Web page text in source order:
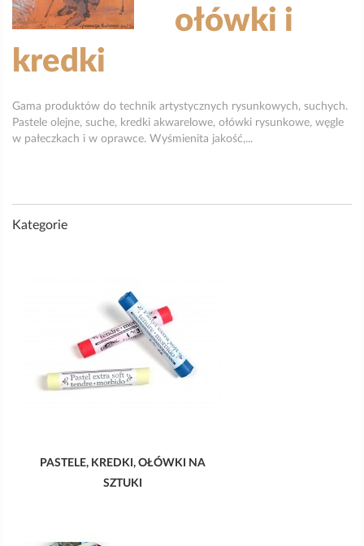
ołówki i
kredki
Gama produktów do technik artystycznych rysunkowych, suchych.
Pastele olejne, suche, kredki akwarelowe, ołówki rysunkowe, węgle
w pałeczkach i w oprawce. Wyśmienita jakość,...
Kategorie
PASTELE, KREDKI, OŁÓWKI NA
SZTUKI